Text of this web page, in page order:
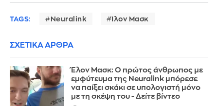
TAGS: Neuralink Ίλον Μασκ
ΣΧΕΤΙΚΑ ΑΡΘΡΑ
Έλον Μασκ: Ο πρώτος άνθρωπος με
εμφύτευμα της Neuralink μπόρεσε
να παίξει σκάκι σε υπολογιστή μόνο
με τη σκέψη του - Δείτε βίντεο